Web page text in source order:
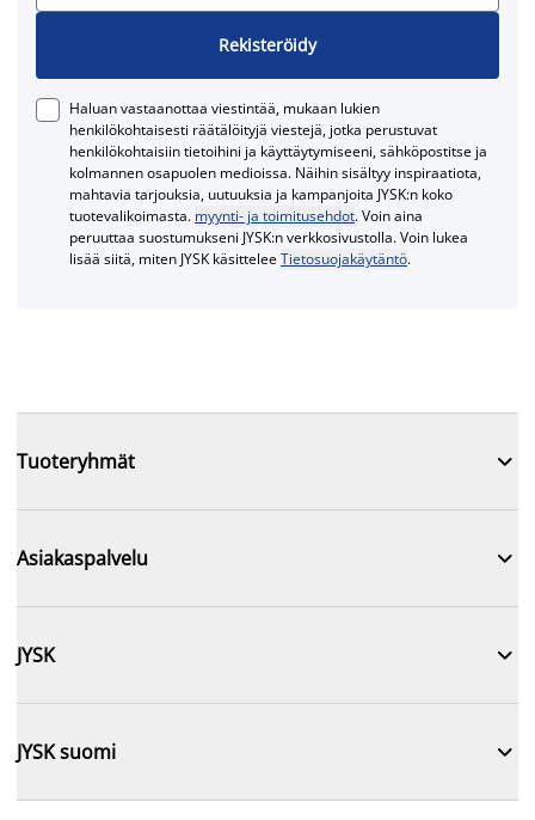
Rekisteröidy
Haluan vastaanottaa viestintää, mukaan lukien
henkilökohtaisesti räätälöityjä viestejä, jotka perustuvat
henkilökohtaisiin tietoihini ja käyttäytymiseeni, sähköpostitse ja
kolmannen osapuolen medioissa. Näihin sisältyy inspiraatiota,
mahtavia tarjouksia, uutuuksia ja kampanjoita JYSK:n koko
tuotevalikoimasta. myynti- ja toimitusehdot. Voin aina
peruuttaa suostumukseni JYSK:n verkkosivustolla. Voin lukea
lisää siitä, miten JYSK käsitteleeTietosuojakäytäntö.
Tuoteryhmät 
Asiakaspalvelu 
JYSK 
JYSK suomi 